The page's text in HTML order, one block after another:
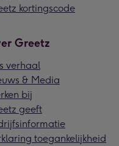
kortingscode
Greetz
verhaal
& Media
bij
geeft
toegankelijkheid